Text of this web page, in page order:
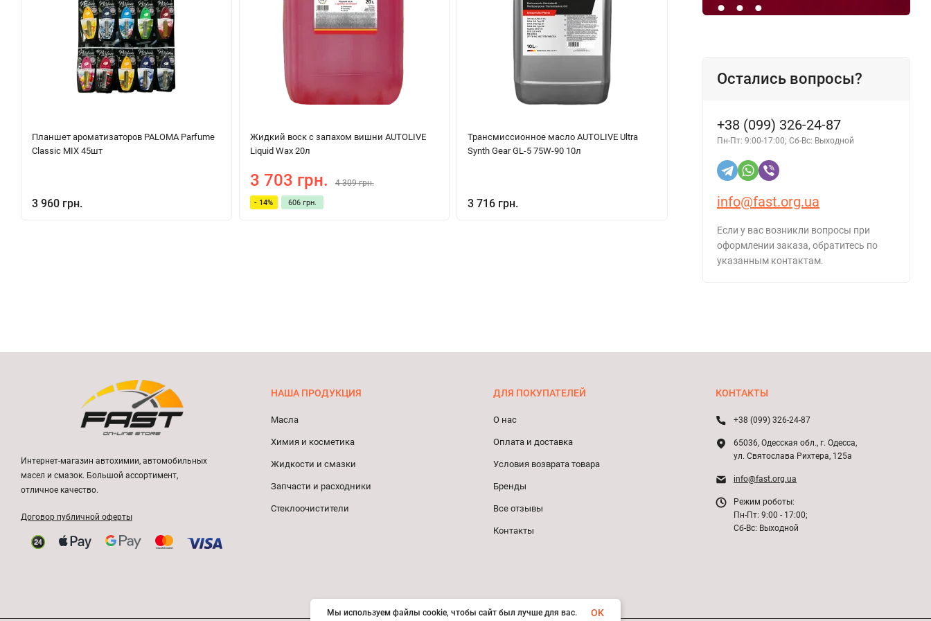
Планшет ароматизаторов PALOMA Parfume
Classic MIX 45шт
3 960 грн.
Жидкий воск с запахом вишни AUTOLIVE
Liquid Wax 20л
3 703 грн. 4 309 грн.
- 14% 606 грн.
Трансмиссионное масло AUTOLIVE Ultra
Synth Gear GL-5 75W-90 10л
3 716 грн.
Минеральное моторное масло AUTOLIVE
3 812 грн.
Остались вопросы?
+38 (099) 326-24-87
Пн-Пт: 9:00-17:00; Сб-Вс: Выходной
info@fast.org.ua
Если у вас возникли вопросы при
оформлении заказа, обратитесь по
указанным контактам.
Интернет-магазин автохимии, автомобильных
масел и смазок. Большой ассортимент,
отличное качество.
Договор публичной оферты
НАША ПРОДУКЦИЯ
Масла
Химия и косметика
Жидкости и смазки
Запчасти и расходники
Стеклоочистители
ДЛЯ ПОКУПАТЕЛЕЙ
О нас
Оплата и доставка
Условия возврата товара
Бренды
Все отзывы
Контакты
КОНТАКТЫ
+38 (099) 326-24-87
65036, Одесская обл., г. Одесса,
ул. Святослава Рихтера, 125а
info@fast.org.ua
Режим роботы:
Пн-Пт: 9:00 - 17:00;
Сб-Вс: Выходной
Мы используем файлы cookie, чтобы сайт был лучше для вас. OK